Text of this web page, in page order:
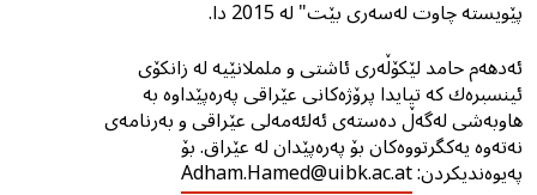
پێویستە چاوت لەسەری بێت" لە 2015 دا.
ئەدهەم حامد لێکۆڵەری ئاشتی و ململانێیە لە زانکۆی
ئینسبرەك کە تیایدا پرۆژەکانی عێراقی پەرەپێداوە بە
هاوبەشی لەگەڵ دەستەی ئەلئەمەلی عێراقی و بەرنامەی
نەتەوە یەكگرتووەكان بۆ پەرەپێدان لە عێراق. بۆ
پەیوەندیکردن:Adham.Hamed@uibk.ac.at